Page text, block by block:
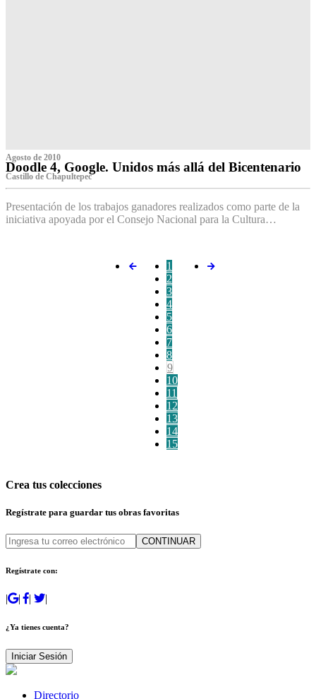
Agosto de 2010
Doodle 4, Google. Unidos más allá del Bicentenario
Castillo de Chapultepec
Presentación de los trabajos ganadores realizados como parte de la
iniciativa apoyada por el Consejo Nacional para la Cultura…
1
2
3
4
5
6
7
8
9
10
11
12
13
14
15
Crea tus colecciones
Regístrate para guardar tus obras favoritas
CONTINUAR
Regístrate con:
| | | |
¿Ya tienes cuenta?
Iniciar Sesión
Directorio